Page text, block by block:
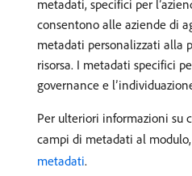
metadati, specifici per
consentono alle aziende di
metadati personalizzati alla
risorsa. I metadati specifici
governance e
Per ulteriori informazioni su
campi di metadati al
metadati.